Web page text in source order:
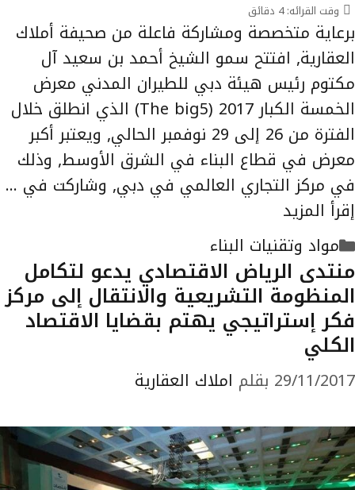
وقت القرائه:4 دقائق
برعاية متخصصة ومشاركة فاعلة من صحيفة أملاك
العقارية, افتتح سمو الشيخ أحمد بن سعيد آل
مكتوم رئيس هيئة دبي للطيران المدني معرض
الخمسة الكبار 2017 (The big5) الذي انطلق خلال
الفترة من 26 إلى 29 نوفمبر الحالي, ويعتبر أكبر
معرض في قطاع البناء في الشرق الأوسط, وذلك
في مركز التجاري العالمي في دبي, وشاركت في …
إقرأ المزيد
التصنيفات
مواد وتقنيات البناء
منتدى الرياض الاقتصادي يدعو لتكامل
المنظومة التشريعية والانتقال إلى مركز
فكر إستراتيجي يهتم بقضايا الاقتصاد
الكلي
29/11/2017 بقلم املاك العقارية